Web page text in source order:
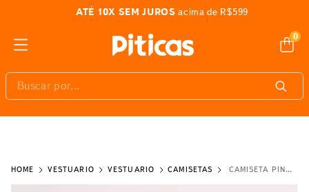
ATÉ 10X SEM JUROS acima de R$599
0
Buscar por...
VESTUÁRIO VESTUÁRIO CAMISETAS CAMISETA PINK FLOYD THE DARK SIDE OF THE MOON 2